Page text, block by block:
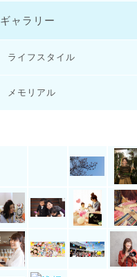
ギャラリー
ライフスタイル
メモリアル